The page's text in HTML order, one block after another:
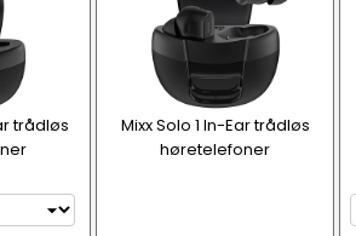
trådløs
Mixx Solo 1 In-Ear trådløs
høretelefoner